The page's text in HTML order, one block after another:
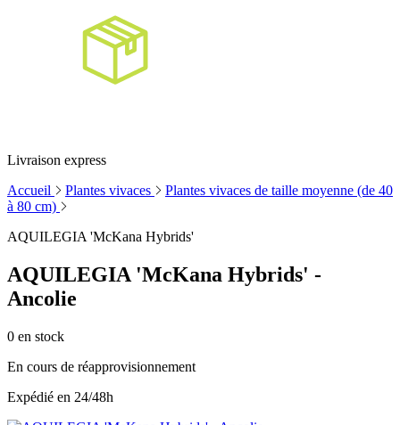
Livraison express
Accueil
Plantes vivaces
Plantes vivaces de taille moyenne (de 40
à 80 cm)
AQUILEGIA 'McKana Hybrids'
AQUILEGIA 'McKana Hybrids' -
Ancolie
0 en stock
En cours de réapprovisionnement
Expédié en 24/48h